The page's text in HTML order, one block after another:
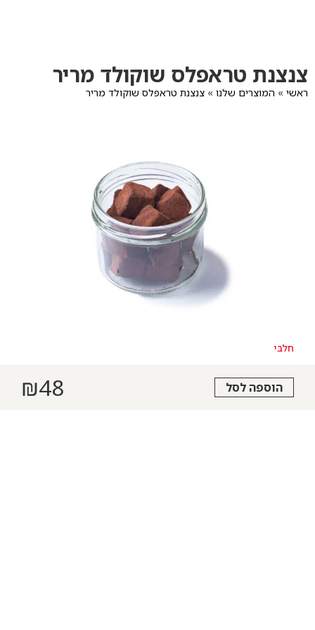
לתפריט
הקטגוריות
לפרטי
המוצר
צנצנת טראפלס שוקולד מריר
ראשי » המוצרים שלנו » צנצנת טראפלס שוקולד מריר
חלבי
הוספה לסל 48
₪